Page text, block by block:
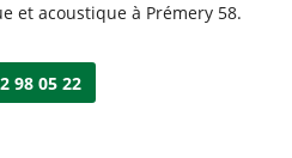
et acoustique à Prémery 58.
98 05 22